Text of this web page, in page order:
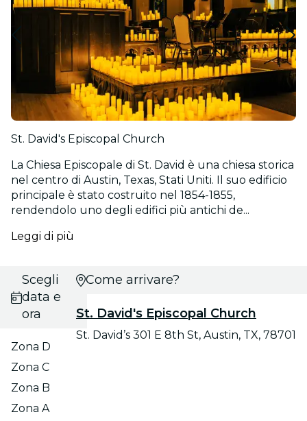
St. David's Episcopal Church
La Chiesa Episcopale di St. David è una chiesa storica
nel centro di Austin, Texas, Stati Uniti. Il suo edificio
principale è stato costruito nel 1854-1855,
rendendolo uno degli edifici più antichi de...
Leggi di più
Scegli
data e
ora
Zona D
Zona C
Zona B
Zona A
Come arrivare?
St. David's Episcopal Church
St. David’s 301 E 8th St, Austin, TX, 78701